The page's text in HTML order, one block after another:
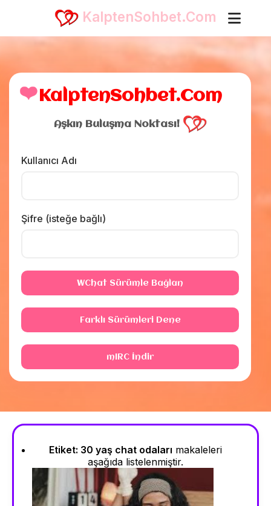
KalptenSohbet.Com
❤️
KalptenSohbet.Com
Aşkın Buluşma Noktası!
Kullanıcı Adı
Şifre (isteğe bağlı)
WChat Sürümle Bağlan
Farklı Sürümleri Dene
mIRC İndir
Etiket: 30 yaş chat odaları makaleleri
aşağıda listelenmiştir.